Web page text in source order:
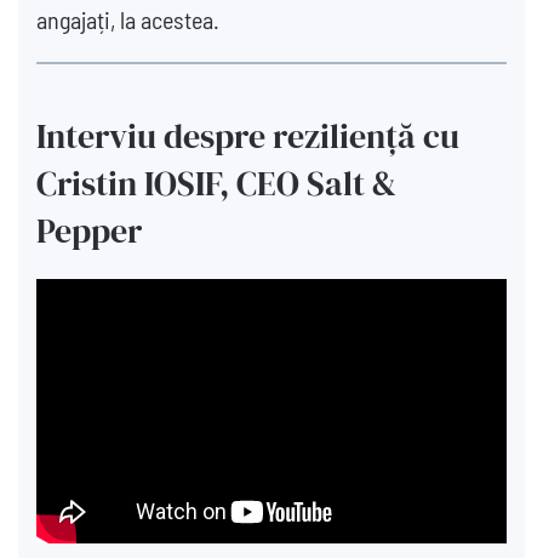
angajați, la acestea.
Interviu despre reziliență cu
Cristin IOSIF, CEO Salt &
Pepper